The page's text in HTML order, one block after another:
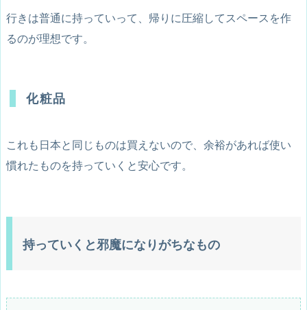
行きは普通に持っていって、帰りに圧縮してスペースを作
るのが理想です。
化粧品
これも日本と同じものは買えないので、余裕があれば使い
慣れたものを持っていくと安心です。
持っていくと邪魔になりがちなもの